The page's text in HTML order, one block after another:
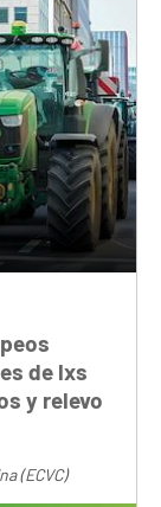
de lxs
y relevo
(ECVC)